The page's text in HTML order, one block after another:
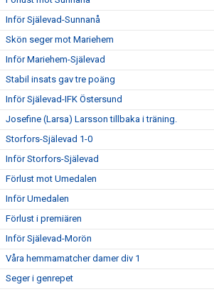
Inför Själevad-Sunnanå
Skön seger mot Mariehem
Inför Mariehem-Själevad
Stabil insats gav tre poäng
Inför Själevad-IFK Östersund
Josefine (Larsa) Larsson tillbaka i träning.
Storfors-Själevad 1-0
Inför Storfors-Själevad
Förlust mot Umedalen
Inför Umedalen
Förlust i premiären
Inför Själevad-Morön
Våra hemmamatcher damer div 1
Seger i genrepet